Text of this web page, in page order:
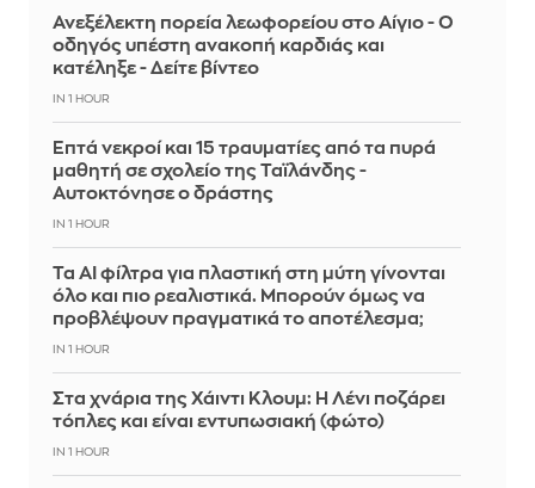
Ανεξέλεκτη πορεία λεωφορείου στο Αίγιο - Ο
οδηγός υπέστη ανακοπή καρδιάς και
κατέληξε - Δείτε βίντεο
IN 1 HOUR
Επτά νεκροί και 15 τραυματίες από τα πυρά
μαθητή σε σχολείο της Ταϊλάνδης -
Αυτοκτόνησε ο δράστης
IN 1 HOUR
Τα AI φίλτρα για πλαστική στη μύτη γίνονται
όλο και πιο ρεαλιστικά. Μπορούν όμως να
προβλέψουν πραγματικά το αποτέλεσμα;
IN 1 HOUR
Στα χνάρια της Χάιντι Κλουμ: Η Λένι ποζάρει
τόπλες και είναι εντυπωσιακή (φώτο)
IN 1 HOUR